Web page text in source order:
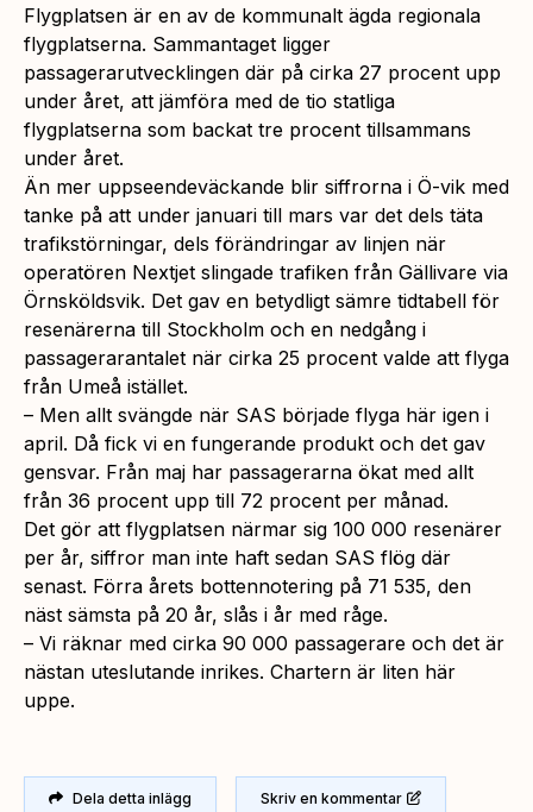
Flygplatsen är en av de kommunalt ägda regionala
flygplatserna. Sammantaget ligger
passagerarutvecklingen där på cirka 27 procent upp
under året, att jämföra med de tio statliga
flygplatserna som backat tre procent tillsammans
under året.
Än mer uppseendeväckande blir siffrorna i Ö-vik med
tanke på att under januari till mars var det dels täta
trafikstörningar, dels förändringar av linjen när
operatören Nextjet slingade trafiken från Gällivare via
Örnsköldsvik. Det gav en betydligt sämre tidtabell för
resenärerna till Stockholm och en nedgång i
passagerarantalet när cirka 25 procent valde att flyga
från Umeå istället.
– Men allt svängde när SAS började flyga här igen i
april. Då fick vi en fungerande produkt och det gav
gensvar. Från maj har passagerarna ökat med allt
från 36 procent upp till 72 procent per månad.
Det gör att flygplatsen närmar sig 100 000 resenärer
per år, siffror man inte haft sedan SAS flög där
senast. Förra årets bottennotering på 71 535, den
näst sämsta på 20 år, slås i år med råge.
– Vi räknar med cirka 90 000 passagerare och det är
nästan uteslutande inrikes. Chartern är liten här
uppe.
Dela detta inlägg Skriv en kommentar